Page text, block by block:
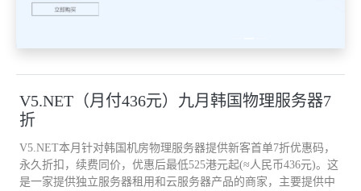
V5.NET（月付436元）九月韩国物理服务器7
折
V5.NET本月针对韩国机房物理服务器提供新客首单7折优惠码，
永久折扣，续费同价，优惠后最低525港元起(≈人民币436元)。这
是一家提供独立服务器租用和云服务器产品的商家，主要提供中